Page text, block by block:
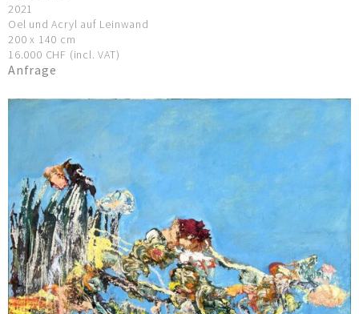
2021
Oel und Acryl auf Leinwand
200 x 140 cm
16.000 CHF (incl. VAT)
Anfrage